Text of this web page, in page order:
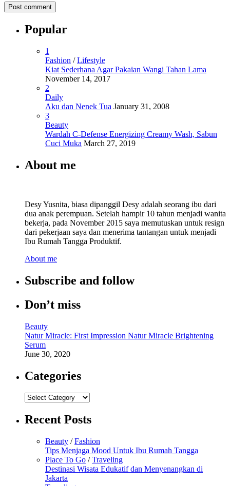
Popular
1
Fashion /Lifestyle
Kiat Sederhana Agar Pakaian Wangi Tahan Lama
November 14, 2017
2
Daily
Aku dan Nenek Tua January 31, 2008
3
Beauty
Wardah C-Defense Energizing Creamy Wash, Sabun
Cuci Muka March 27, 2019
About me
Desy Yusnita, biasa dipanggil Desy adalah seorang ibu dari
dua anak perempuan. Setelah hampir 10 tahun menjadi wanita
bekerja, pada November 2015 saya memutuskan untuk resign
dari pekerjaan saya dan menerima tantangan untuk menjadi
Ibu Rumah Tangga Produktif.
About me
Subscribe and follow
Don’t miss
Beauty
Natur Miracle: First Impression Natur Miracle Brightening
Serum
June 30, 2020
Categories
Categories
Recent Posts
Beauty /Fashion
Tips Menjaga Mood Untuk Ibu Rumah Tangga
Place To Go /Traveling
Destinasi Wisata Edukatif dan Menyenangkan di
Jakarta